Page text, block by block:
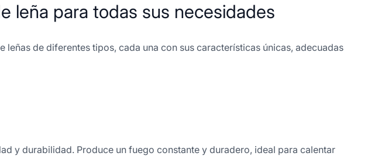
leña para todas sus necesidades
leñas de diferentes tipos, cada una con sus características únicas, adecuadas
y durabilidad. Produce un fuego constante y duradero, ideal para calentar